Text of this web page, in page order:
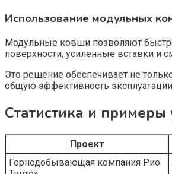
Использование модульных
Модульные ковши позволяют
поверхности, усиленные вставки и
Это решение обеспечивает не
общую эффективность эксплуатации
Статистика и
Проект
Горнодобывающая компания Рио